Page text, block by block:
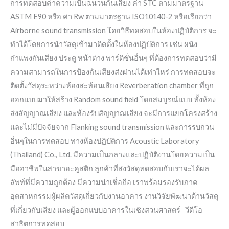
การทดสอบค่าความเป็นฉนวนกันเสียง ค่า STC ตามมาตรฐาน
ASTM E90 หรือ ค่า Rw ตามมาตรฐาน ISO10140-2 หรือเรียกว่า
Airborne sound transmission โดยวิธีทดสอบในห้องปฏิบัติการ จะ
ทำได้โดยการนำวัสดุเข้ามาติดตั้งในห้องปฏิบัติการ เช่น ผนัง
กำแพงกันเสียง ประตู หน้าต่าง พาร์ติชั่นอื่นๆ ที่ต้องการทดสอบว่ามี
ความสามารถในการป้องกันเสียงส่งผ่านได้เท่าไหร่ การทดสอบจะ
ติดตั้งวัสดุระหว่างห้องสะท้อนเสียง Reverberation chamber ที่ถูก
ออกแบบมาให้สร้าง Random sound field โดยสมบูรณ์แบบ ทั้งห้อง
ส่งสัญญาณเสียง และห้องรับสัญญาณเสียง จะมีการแยกโครงสร้าง
และไม่มีปัจจัยจาก Flanking sound transmission และการรบกวน
อื่นๆในการทดสอบ ทางห้องปฏิบัติการ Acoustic Laboratory
(Thailand) Co., Ltd. มีความเป็นกลางและปฏิบัติงานโดยความเป็น
มืออาชีพในสาขาอะคูสติก ลูกค้าที่ส่งวัสดุทดสอบกับเราจะได้ผล
ลัพท์ที่มีความถูกต้อง มีความน่าเชื่อถือ เราพร้อมรองรับภาค
อุตสาหกรรมผู้ผลิตวัสดุเกี่ยวกับงานอาคาร งานวิจัยพัฒนาด้านวัสดุ
ที่เกี่ยวกับเสียง และผู้ออกแบบอาคารในเชิงสวนศาสตร์ วีดีโอ
สาธิตการทดสอบ